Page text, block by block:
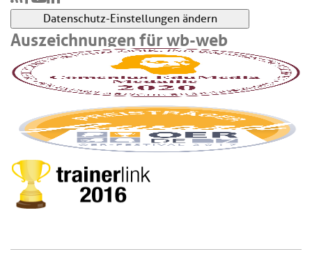
Datenschutz-Einstellungen ändern
Auszeichnungen für wb-web